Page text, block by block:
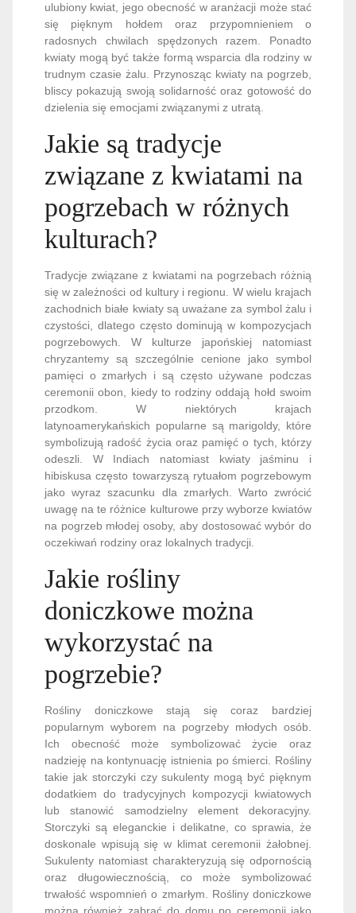
ulubiony kwiat, jego obecność w aranżacji może stać
się pięknym hołdem oraz przypomnieniem o
radosnych chwilach spędzonych razem. Ponadto
kwiaty mogą być także formą wsparcia dla rodziny w
trudnym czasie żalu. Przynosząc kwiaty na pogrzeb,
bliscy pokazują swoją solidarność oraz gotowość do
dzielenia się emocjami związanymi z utratą.
Jakie są tradycje
związane z kwiatami na
pogrzebach w różnych
kulturach?
Tradycje związane z kwiatami na pogrzebach różnią
się w zależności od kultury i regionu. W wielu krajach
zachodnich białe kwiaty są uważane za symbol żalu i
czystości, dlatego często dominują w kompozycjach
pogrzebowych. W kulturze japońskiej natomiast
chryzantemy są szczególnie cenione jako symbol
pamięci o zmarłych i są często używane podczas
ceremonii obon, kiedy to rodziny oddają hołd swoim
przodkom. W niektórych krajach
latynoamerykańskich popularne są marigoldy, które
symbolizują radość życia oraz pamięć o tych, którzy
odeszli. W Indiach natomiast kwiaty jaśminu i
hibiskusa często towarzyszą rytuałom pogrzebowym
jako wyraz szacunku dla zmarłych. Warto zwrócić
uwagę na te różnice kulturowe przy wyborze kwiatów
na pogrzeb młodej osoby, aby dostosować wybór do
oczekiwań rodziny oraz lokalnych tradycji.
Jakie rośliny
doniczkowe można
wykorzystać na
pogrzebie?
Rośliny doniczkowe stają się coraz bardziej
popularnym wyborem na pogrzeby młodych osób.
Ich obecność może symbolizować życie oraz
nadzieję na kontynuację istnienia po śmierci. Rośliny
takie jak storczyki czy sukulenty mogą być pięknym
dodatkiem do tradycyjnych kompozycji kwiatowych
lub stanowić samodzielny element dekoracyjny.
Storczyki są eleganckie i delikatne, co sprawia, że
doskonale wpisują się w klimat ceremonii żałobnej.
Sukulenty natomiast charakteryzują się odpornością
oraz długowiecznością, co może symbolizować
trwałość wspomnień o zmarłym. Rośliny doniczkowe